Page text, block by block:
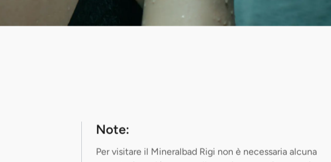
Note:
Per visitare il Mineralbad Rigi non è necessaria alcuna